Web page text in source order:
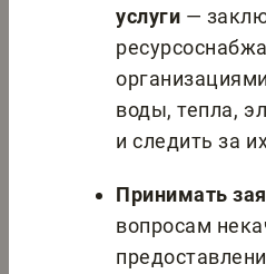
услуги —
воды, тепла,
и следить за
Принимать
вопросам